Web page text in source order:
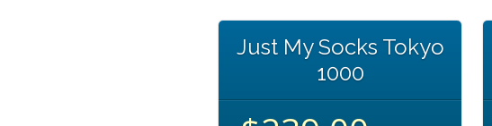
Just My Socks Tokyo
1000